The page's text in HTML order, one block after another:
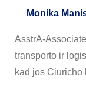
Monika
AsstrA-
transporto ir
kad jos Ciuricho